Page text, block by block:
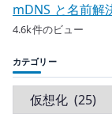
mDNS と名前解
4.6k件のビュー
カテゴリー